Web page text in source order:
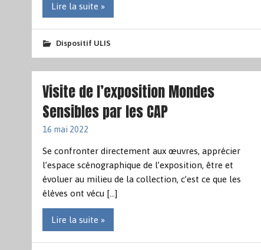
Lire la suite »
Dispositif ULIS
Visite de l’exposition Mondes
Sensibles par les CAP
16 mai 2022
Se confronter directement aux œuvres, apprécier
l’espace scénographique de l’exposition, être et
évoluer au milieu de la collection, c’est ce que les
élèves ont vécu […]
Lire la suite »